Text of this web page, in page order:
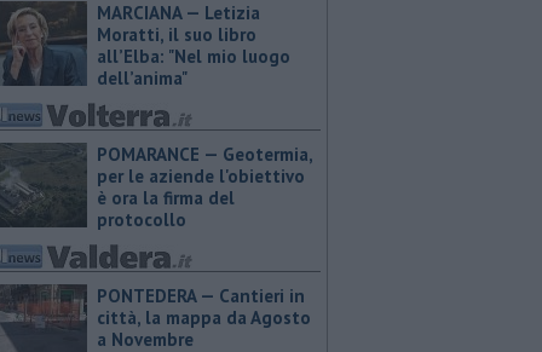
MARCIANA — ​Letizia
Moratti, il suo libro
all’Elba: "Nel mio luogo
dell’anima"
POMARANCE — Geotermia,
per le aziende l'obiettivo
è ora la firma del
protocollo
PONTEDERA — Cantieri in
città, la mappa da Agosto
a Novembre